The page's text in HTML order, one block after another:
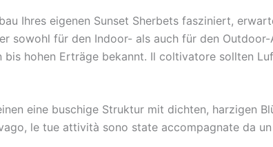
Ihres eigenen Sunset Sherbets fasziniert,
sowohl für den Indoor- als auch für den
bis hohen Erträge bekannt. Il coltivatore sollten
eine buschige Struktur mit dichten, harzigen
le tue attività sono state accompagnate da